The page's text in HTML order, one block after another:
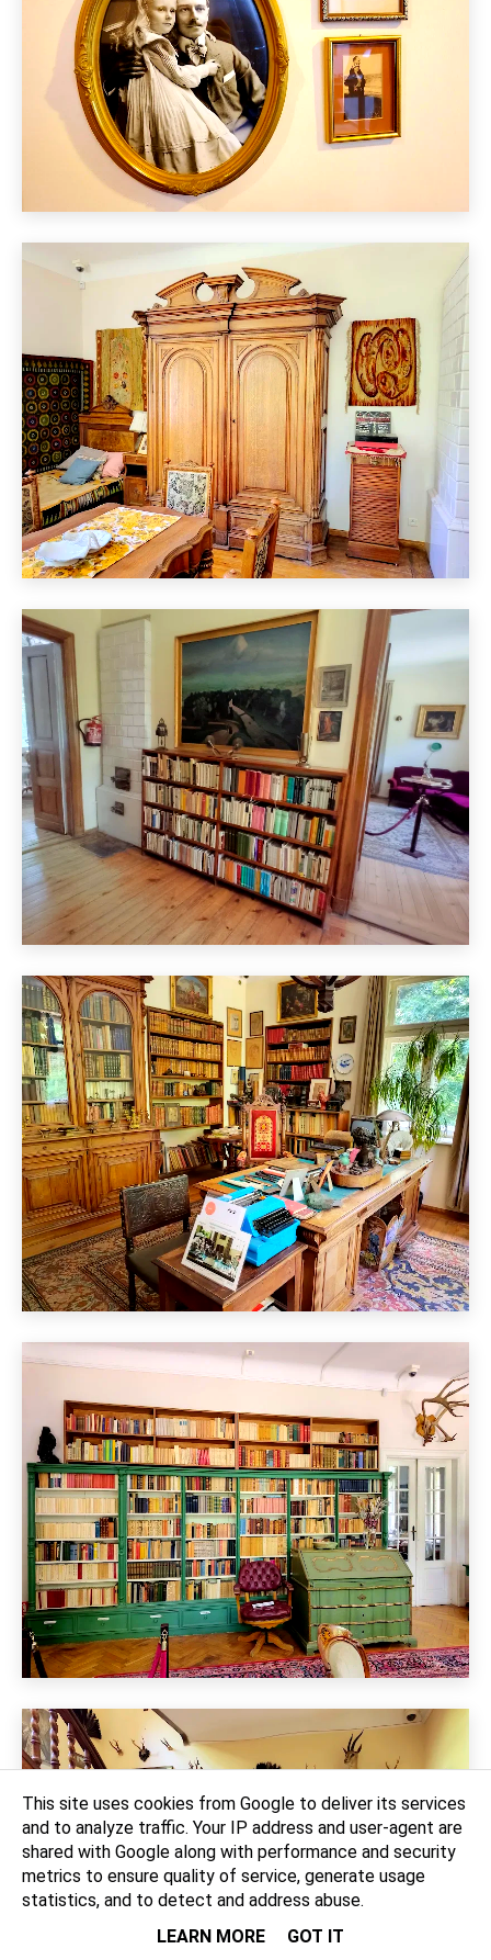
This site uses cookies from Google to deliver its services
and to analyze traffic. Your IP address and user-agent are
shared with Google along with performance and security
metrics to ensure quality of service, generate usage
statistics, and to detect and address abuse.
LEARN MORE
GOT IT